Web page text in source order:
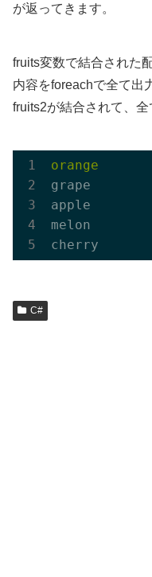
が返ってきます。
fruits変数で結合された
内容をforeachで全て出
fruits2が結合されて、全
grape
apple
melon
C#